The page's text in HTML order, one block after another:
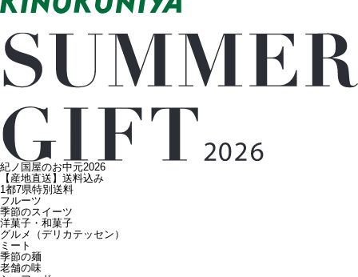
紀ノ国屋のお中元2026
【産地直送】送料込み
1都7県特別送料
フルーツ
季節のスイーツ
洋菓子・和菓子
グルメ（デリカテッセン）
ミート
季節の麺
老舗の味